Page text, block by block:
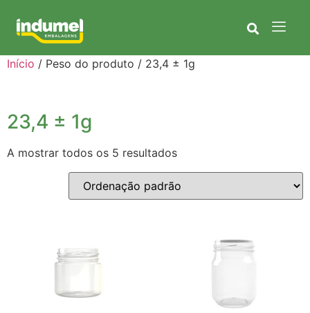
Início / Peso do produto / 23,4 ± 1g
23,4 ± 1g
A mostrar todos os 5 resultados